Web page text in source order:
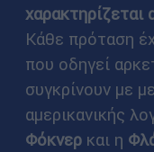
χαρακτηρίζεται
Κάθε πρόταση
που οδηγεί
συγκρίνουν με
αμερικανικής
Φόκνερκαι η